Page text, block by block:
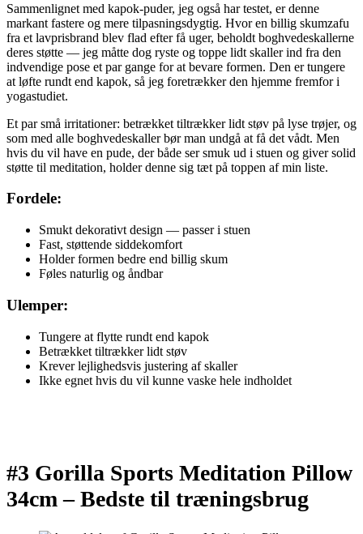
Sammenlignet med kapok-puder, jeg også har testet, er denne
markant fastere og mere tilpasningsdygtig. Hvor en billig skumzafu
fra et lavprisbrand blev flad efter få uger, beholdt boghvedeskallerne
deres støtte — jeg måtte dog ryste og toppe lidt skaller ind fra den
indvendige pose et par gange for at bevare formen. Den er tungere
at løfte rundt end kapok, så jeg foretrækker den hjemme fremfor i
yogastudiet.
Et par små irritationer: betrækket tiltrækker lidt støv på lyse trøjer, og
som med alle boghvedeskaller bør man undgå at få det vådt. Men
hvis du vil have en pude, der både ser smuk ud i stuen og giver solid
støtte til meditation, holder denne sig tæt på toppen af min liste.
Fordele:
Smukt dekorativt design — passer i stuen
Fast, støttende siddekomfort
Holder formen bedre end billig skum
Føles naturlig og åndbar
Ulemper:
Tungere at flytte rundt end kapok
Betrækket tiltrækker lidt støv
Krever lejlighedsvis justering af skaller
Ikke egnet hvis du vil kunne vaske hele indholdet
#3 Gorilla Sports Meditation Pillow
34cm –Bedste til træningsbrug